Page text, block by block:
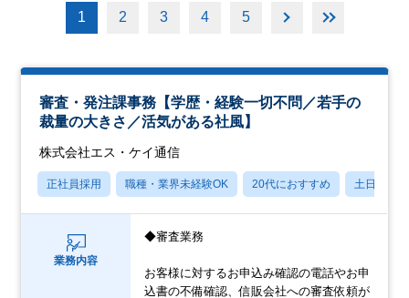
1 2 3 4 5
審査・発注課事務【学歴・経験一切不問／若手の
裁量の大きさ／活気がある社風】
株式会社エス・ケイ通信
正社員採用 職種・業界未経験OK 20代におすすめ 土日祝休み
業務内容
◆審査業務
お客様に対するお申込み確認の電話やお申
込書の不備確認、信販会社への審査依頼が